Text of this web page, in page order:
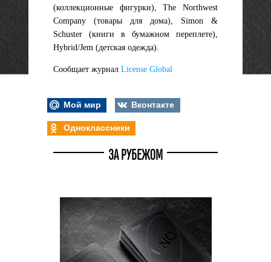
(коллекционные фигурки), The Northwest
Company (товары для дома), Simon &
Schuster (книги в бумажном переплете),
Hybrid/Jem (детская одежда).
Сообщает журнал License Global
Мой мир
Вконтакте
Одноклассники
ЗА РУБЕЖОМ